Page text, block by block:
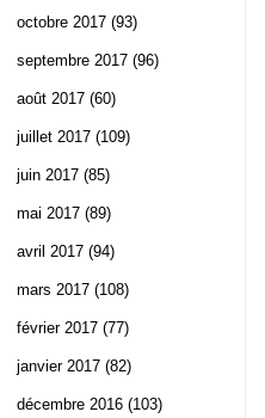
octobre 2017 (93)
septembre 2017 (96)
août 2017 (60)
juillet 2017 (109)
juin 2017 (85)
mai 2017 (89)
avril 2017 (94)
mars 2017 (108)
février 2017 (77)
janvier 2017 (82)
décembre 2016 (103)